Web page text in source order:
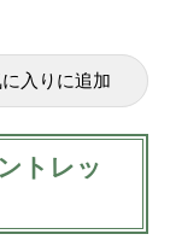
入りに追加
トレッ